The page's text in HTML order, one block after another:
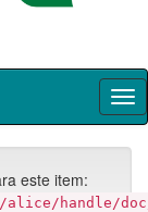
este item:
handle/doc/